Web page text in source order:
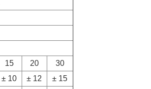
15 20
30
± 10 ± 12
± 15